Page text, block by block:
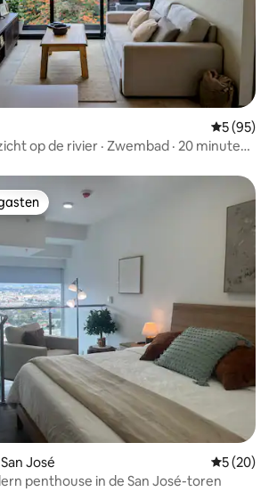
5 (95)
op de rivier · Zwembad · 20 minuten
gasten
José
5 (20)
penthouse in de San José-toren